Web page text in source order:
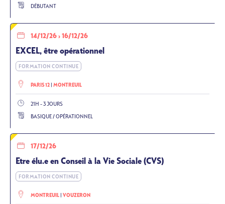
DÉBUTANT
14/12/26 › 16/12/26
EXCEL, être opérationnel
FORMATION CONTINUE
PARIS 12 MONTREUIL
21H – 3 JOURS
BASIQUE / OPÉRATIONNEL
17/12/26
Etre élu.e en Conseil à la Vie Sociale (CVS)
FORMATION CONTINUE
MONTREUIL VOUZERON